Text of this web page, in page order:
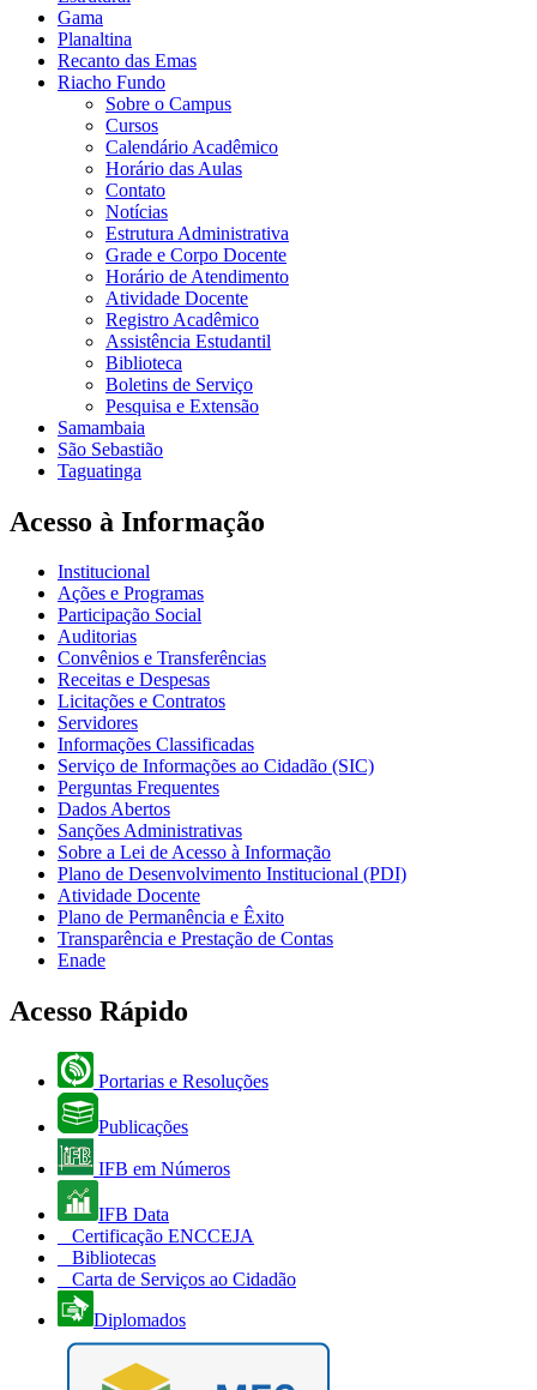
Gama
Planaltina
Recanto das Emas
Riacho Fundo
Sobre o Campus
Cursos
Calendário Acadêmico
Horário das Aulas
Contato
Notícias
Estrutura Administrativa
Grade e Corpo Docente
Horário de Atendimento
Atividade Docente
Registro Acadêmico
Assistência Estudantil
Biblioteca
Boletins de Serviço
Pesquisa e Extensão
Samambaia
São Sebastião
Taguatinga
Acesso à Informação
Institucional
Ações e Programas
Participação Social
Auditorias
Convênios e Transferências
Receitas e Despesas
Licitações e Contratos
Servidores
Informações Classificadas
Serviço de Informações ao Cidadão (SIC)
Perguntas Frequentes
Dados Abertos
Sanções Administrativas
Sobre a Lei de Acesso à Informação
Plano de Desenvolvimento Institucional (PDI)
Atividade Docente
Plano de Permanência e Êxito
Transparência e Prestação de Contas
Enade
Acesso Rápido
Portarias e Resoluções
Publicações
IFB em Números
IFB Data
Certificação ENCCEJA
Bibliotecas
Carta de Serviços ao Cidadão
Diplomados